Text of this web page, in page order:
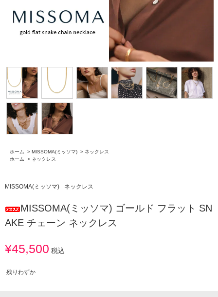
ホーム > MISSOMA(ミッソマ) > ネックレス
ホーム
> ネックレス
MISSOMA(ミッソマ) ネックレス
MISSOMA(ミッソマ) ゴールド フラット SN
AKE チェーン ネックレス
¥45,500 税込
残りわずか